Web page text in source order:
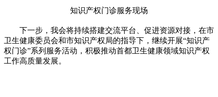
知识产权门诊服务现场
下一步，我会将持续搭建交流平台、促进资源对接，在市
卫生健康委员会和市知识产权局的指导下，继续开展“知识产
权门诊”系列服务活动，积极推动首都卫生健康领域知识产权
工作高质量发展。